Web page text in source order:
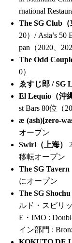
rnational
The SG Club（
20）/ Asia’s 50
pan（2020、
The Odd
0）
ゑすじ郎 / SG
El Lequio（沖
st Bars 80位（
æ (ash)[zero-
オープン
Swirl（上海）
移転オープン
The SG Tavern
にオープン
The SG
ルド・スピリ
E・IMO :
イン部門 :